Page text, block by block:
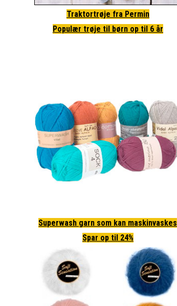
Traktortrøje fra Permin
Populær trøje til børn op til 6 år
Superwash garn som kan maskinvaskes
Spar op til 24%